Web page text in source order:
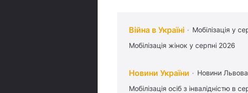
Війна в Україні Мобілізація у
Мобілізація жінок у серпні 2026
Новини України Новини Львова
Мобілізація осіб з інвалідністю в